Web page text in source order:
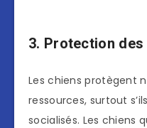
3. Protection
Les chiens protègent
ressources, surtout
socialisés. Les chiens